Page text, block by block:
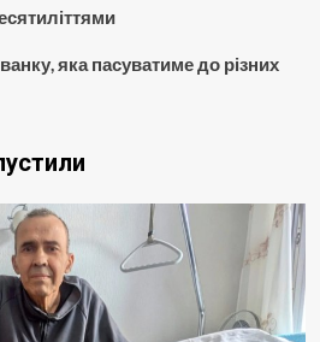
яка пасуватиме до різних